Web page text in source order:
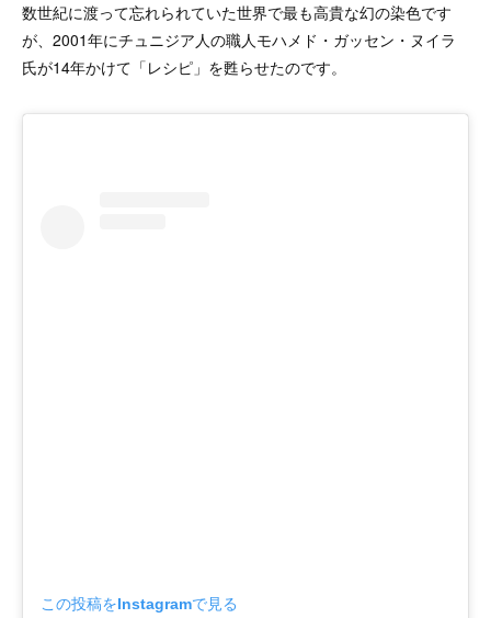
数世紀に渡って忘れられていた世界で最も高貴な幻の染色です
が、2001年にチュニジア人の職人モハメド・ガッセン・ヌイラ
氏が14年かけて「レシピ」を甦らせたのです。
この投稿をInstagramで見る